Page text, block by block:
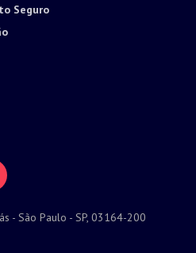
Seguro
- São Paulo - SP, 03164-200